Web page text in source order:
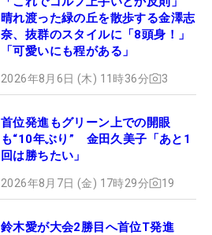
晴れ渡った緑の丘を散歩する金澤志
奈、抜群のスタイルに「8頭身！」
「可愛いにも程がある」
2026年8月6日 (木) 11時36分 3
首位発進もグリーン上での開眼
も“10年ぶり” 金田久美子「あと1
回は勝ちたい」
2026年8月7日 (金) 17時29分 19
鈴木愛が大会2勝目へ首位T発進